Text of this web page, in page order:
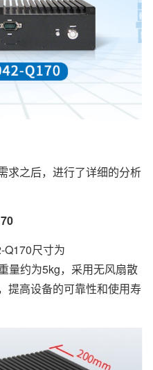
之后，进行了详细的分析
Q170尺寸为
量约为5kg，采用无风扇散
提高设备的可靠性和使用寿